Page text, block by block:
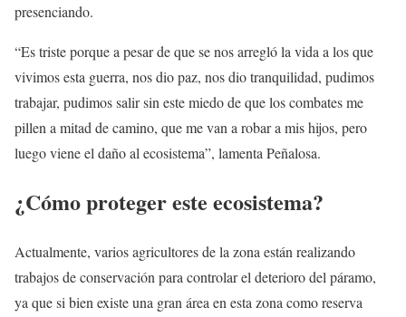
presenciando.
“Es triste porque a pesar de que se nos arregló la vida a los que
vivimos esta guerra, nos dio paz, nos dio tranquilidad, pudimos
trabajar, pudimos salir sin este miedo de que los combates me
pillen a mitad de camino, que me van a robar a mis hijos, pero
luego viene el daño al ecosistema”, lamenta Peñalosa.
¿Cómo proteger este ecosistema?
Actualmente, varios agricultores de la zona están realizando
trabajos de conservación para controlar el deterioro del páramo,
ya que si bien existe una gran área en esta zona como reserva